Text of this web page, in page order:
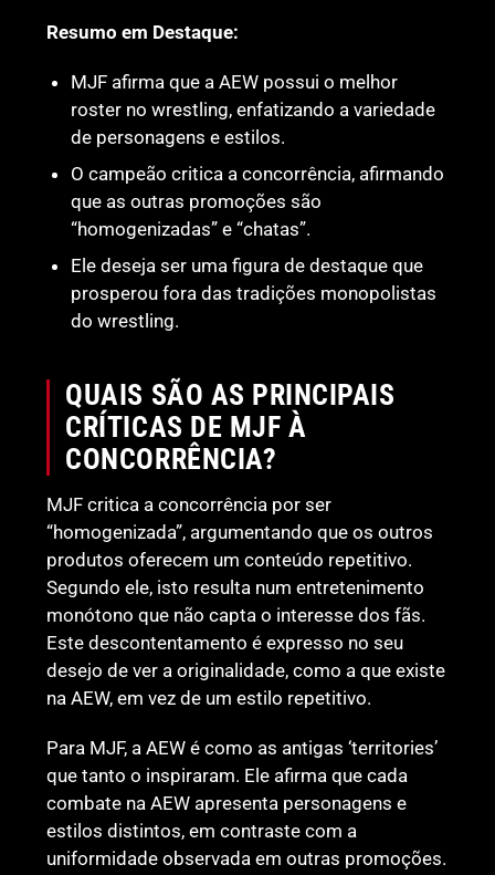
Resumo em Destaque:
MJF afirma que a AEW possui o melhor
roster no wrestling, enfatizando a variedade
de personagens e estilos.
O campeão critica a concorrência, afirmando
que as outras promoções são
“homogenizadas” e “chatas”.
Ele deseja ser uma figura de destaque que
prosperou fora das tradições monopolistas
do wrestling.
QUAIS SÃO AS PRINCIPAIS
CRÍTICAS DE MJF À
CONCORRÊNCIA?
MJF critica a concorrência por ser
“homogenizada”, argumentando que os outros
produtos oferecem um conteúdo repetitivo.
Segundo ele, isto resulta num entretenimento
monótono que não capta o interesse dos fãs.
Este descontentamento é expresso no seu
desejo de ver a originalidade, como a que existe
na AEW, em vez de um estilo repetitivo.
Para MJF, a AEW é como as antigas ‘territories’
que tanto o inspiraram. Ele afirma que cada
combate na AEW apresenta personagens e
estilos distintos, em contraste com a
uniformidade observada em outras promoções.